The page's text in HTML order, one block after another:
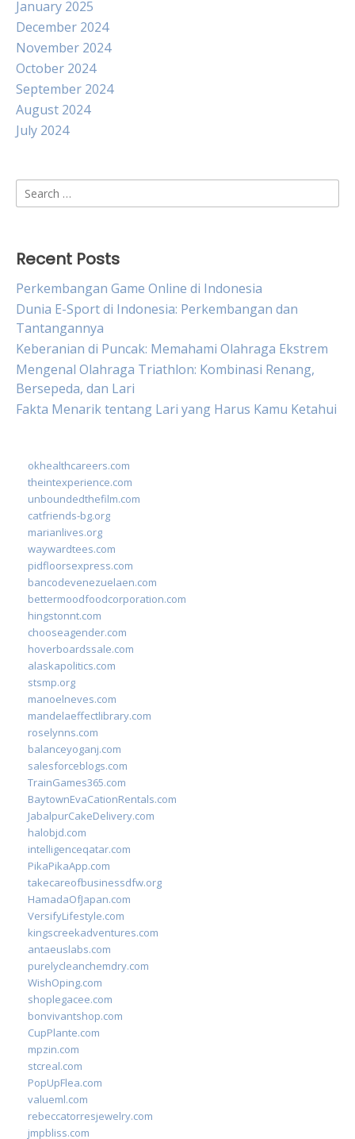
January 2025
December 2024
November 2024
October 2024
September 2024
August 2024
July 2024
Search
for:
Recent Posts
Perkembangan Game Online di Indonesia
Dunia E-Sport di Indonesia: Perkembangan dan
Tantangannya
Keberanian di Puncak: Memahami Olahraga Ekstrem
Mengenal Olahraga Triathlon: Kombinasi Renang,
Bersepeda, dan Lari
Fakta Menarik tentang Lari yang Harus Kamu Ketahui
okhealthcareers.com
theintexperience.com
unboundedthefilm.com
catfriends-bg.org
marianlives.org
waywardtees.com
pidfloorsexpress.com
bancodevenezuelaen.com
bettermoodfoodcorporation.com
hingstonnt.com
chooseagender.com
hoverboardssale.com
alaskapolitics.com
stsmp.org
manoelneves.com
mandelaeffectlibrary.com
roselynns.com
balanceyoganj.com
salesforceblogs.com
TrainGames365.com
BaytownEvaCationRentals.com
JabalpurCakeDelivery.com
halobjd.com
intelligenceqatar.com
PikaPikaApp.com
takecareofbusinessdfw.org
HamadaOfJapan.com
VersifyLifestyle.com
kingscreekadventures.com
antaeuslabs.com
purelycleanchemdry.com
WishOping.com
shoplegacee.com
bonvivantshop.com
CupPlante.com
mpzin.com
stcreal.com
PopUpFlea.com
valueml.com
rebeccatorresjewelry.com
jmpbliss.com